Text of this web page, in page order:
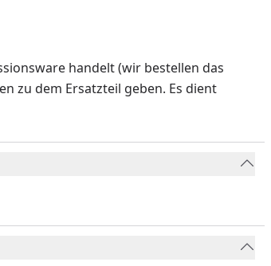
handelt (wir bestellen das
zu dem Ersatzteil geben. Es dient